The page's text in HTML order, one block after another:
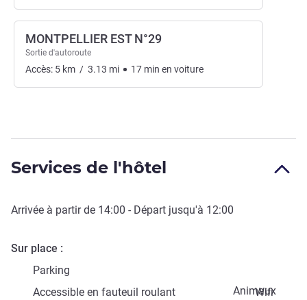
MONTPELLIER EST N°29
Sortie d'autoroute
Accès: 5 km / 3.13 mi 17 min en voiture
Services de l'hôtel
Arrivée à partir de 14:00 - Départ jusqu'à 12:00
Sur place
Parking
Animaux
Accessible en fauteuil roulant
Wifi